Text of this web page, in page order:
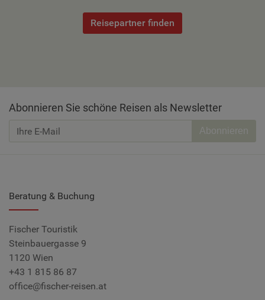
Reisepartner finden
Abonnieren Sie schöne Reisen als Newsletter
Abonnieren
Beratung & Buchung
Fischer Touristik
Steinbauergasse 9
1120 Wien
+43 1 815 86 87
office@fischer-reisen.at